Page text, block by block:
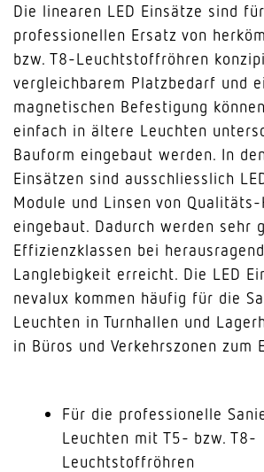
Die linearen LED Einsätze sind
professionellen Ersatz von
bzw. T8-Leuchtstoffröhren
vergleichbarem Platzbedarf und
magnetischen Befestigung
einfach in ältere Leuchten
Bauform eingebaut werden. In
Einsätzen sind ausschliesslich
Module und Linsen von
eingebaut. Dadurch werden sehr
Effizienzklassen bei
Langlebigkeit erreicht. Die LED
nevalux kommen häufig für die
Leuchten in Turnhallen und
in Büros und Verkehrszonen zum
Für die professionelle
Leuchten mit T5- bzw. T8-
Leuchtstoffröhren